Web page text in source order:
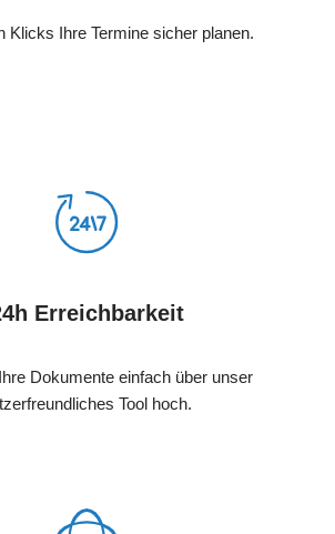
Klicks Ihre Termine sicher planen.
Erreichbarkeit
Dokumente einfach über unser
Tool hoch.